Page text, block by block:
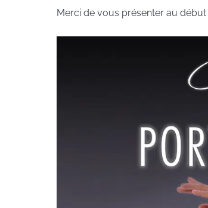
Merci de vous présenter au